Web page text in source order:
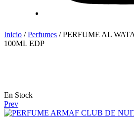
Inicio /Perfumes / PERFUME AL
100ML EDP
Disponibilidad:
En Stock
Prev